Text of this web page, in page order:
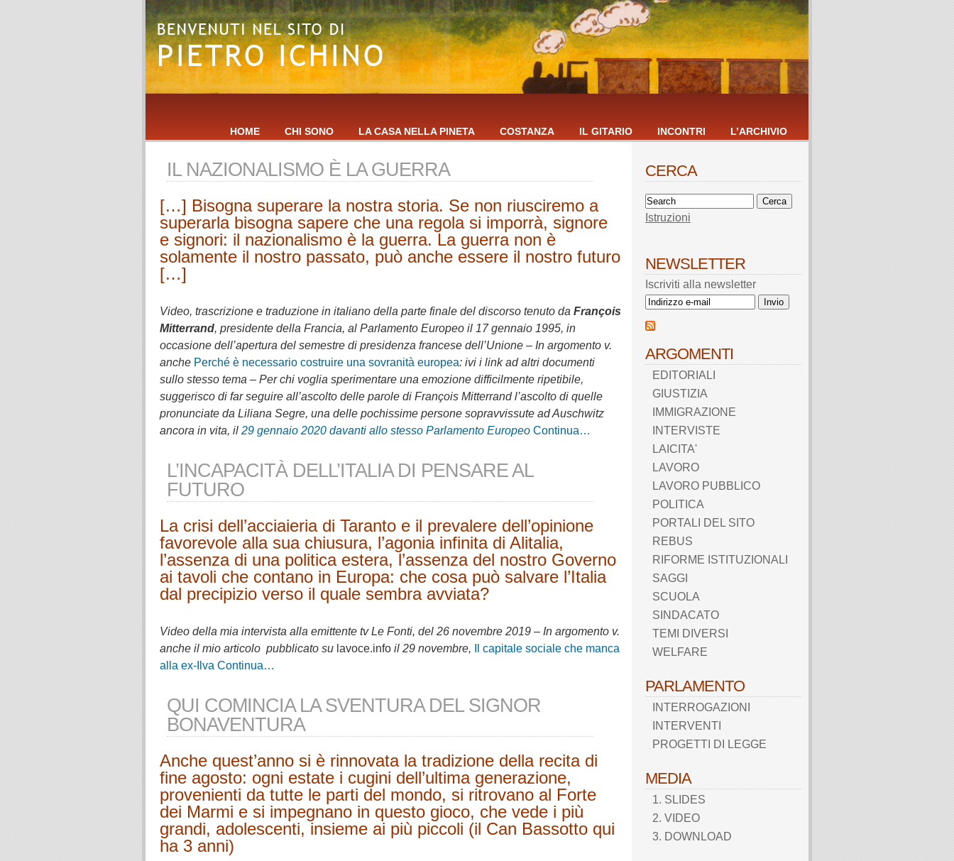
HOME CHI SONO LA CASA NELLA PINETA COSTANZA IL GITARIO INCONTRI L’ARCHIVIO
IL NAZIONALISMO È LA GUERRA
[…] Bisogna superare la nostra storia. Se non riusciremo a
superarla bisogna sapere che una regola si imporrà, signore
e signori: il nazionalismo è la guerra. La guerra non è
solamente il nostro passato, può anche essere il nostro futuro
[…]
Video, trascrizione e traduzione in italiano della parte finale del discorso tenuto da François
Mitterrand, presidente della Francia, al Parlamento Europeo il 17 gennaio 1995, in
occasione dell’apertura del semestre di presidenza francese dell’Unione – In argomento v.
anche Perché è necessario costruire una sovranità europea: ivi i link ad altri documenti
sullo stesso tema – Per chi voglia sperimentare una emozione difficilmente ripetibile,
suggerisco di far seguire all’ascolto delle parole di François Mitterrand l’ascolto di quelle
pronunciate da Liliana Segre, una delle pochissime persone sopravvissute ad Auschwitz
ancora in vita, il 29 gennaio 2020 davanti allo stesso Parlamento Europeo Continua…
L’INCAPACITÀ DELL’ITALIA DI PENSARE AL
FUTURO
La crisi dell’acciaieria di Taranto e il prevalere dell’opinione
favorevole alla sua chiusura, l’agonia infinita di Alitalia,
l’assenza di una politica estera, l’assenza del nostro Governo
ai tavoli che contano in Europa: che cosa può salvare l’Italia
dal precipizio verso il quale sembra avviata?
Video della mia intervista alla emittente tv Le Fonti, del 26 novembre 2019 – In argomento v.
anche il mio articolo pubblicato su lavoce.info il 29 novembre,
Il capitale sociale che manca
alla ex-Ilva Continua…
QUI COMINCIA LA SVENTURA DEL SIGNOR
BONAVENTURA
Anche quest’anno si è rinnovata la tradizione della recita di
fine agosto: ogni estate i cugini dell’ultima generazione,
provenienti da tutte le parti del mondo, si ritrovano al Forte
dei Marmi e si impegnano in questo gioco, che vede i più
grandi, adolescenti, insieme ai più piccoli (il Can Bassotto qui
ha 3 anni)
CERCA
Istruzioni
NEWSLETTER
Iscriviti alla newsletter
ARGOMENTI
EDITORIALI
GIUSTIZIA
IMMIGRAZIONE
INTERVISTE
LAICITA'
LAVORO
LAVORO PUBBLICO
POLITICA
PORTALI DEL SITO
REBUS
RIFORME ISTITUZIONALI
SAGGI
SCUOLA
SINDACATO
TEMI DIVERSI
WELFARE
PARLAMENTO
INTERROGAZIONI
INTERVENTI
PROGETTI DI LEGGE
MEDIA
1. SLIDES
2. VIDEO
3. DOWNLOAD